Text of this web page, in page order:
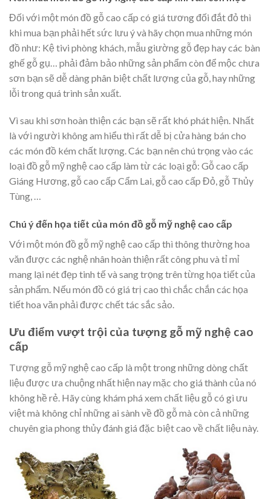
Đối với một món đồ gỗ cao cấp có giá tương đối đắt đỏ thì
khi mua bạn phải hết sức lưu ý và hãy chọn mua những món
đồ như: Kệ tivi phòng khách, mẫu giường gỗ đẹp hay các bàn
ghế gỗ gụ… phải đảm bảo những sản phẩm còn để mộc chưa
sơn bạn sẽ dễ dàng phân biệt chất lượng của gỗ, hay những
lỗi trong quá trình sản xuất.
Vì sau khi sơn hoàn thiện các bạn sẽ rất khó phát hiện. Nhất
là với người không am hiểu thì rất dễ bị cửa hàng bán cho
các món đồ kém chất lượng. Các bạn nên chú trọng vào các
loại đồ gỗ mỹ nghệ cao cấp làm từ các loại gỗ: Gỗ cao cấp
Giáng Hương, gỗ cao cấp Cẩm Lai, gỗ cao cấp Đỏ, gỗ Thủy
Tùng, …
Chú ý đến họa tiết của món đồ gỗ mỹ nghệ cao cấp
Với một món đồ gỗ mỹ nghệ cao cấp thì thông thường hoa
văn được các nghệ nhân hoàn thiện rất công phu và tỉ mỉ
mang lại nét đẹp tinh tế và sang trọng trên từng họa tiết của
sản phẩm. Nếu món đồ có giá trị cao thì chắc chắn các họa
tiết hoa văn phải được chết tác sắc sảo.
Ưu điểm vượt trội của tượng gỗ mỹ nghệ cao
cấp
Tượng gỗ mỹ nghệ cao cấp là một trong những dòng chất
liệu được ưa chuộng nhất hiện nay mặc cho giá thành của nó
không hề rẻ. Hãy cùng khám phá xem chất liệu gỗ có gì ưu
việt mà không chỉ những ai sành về đồ gỗ mà còn cả những
chuyên gia phong thủy đánh giá đặc biệt cao về chất liệu này.